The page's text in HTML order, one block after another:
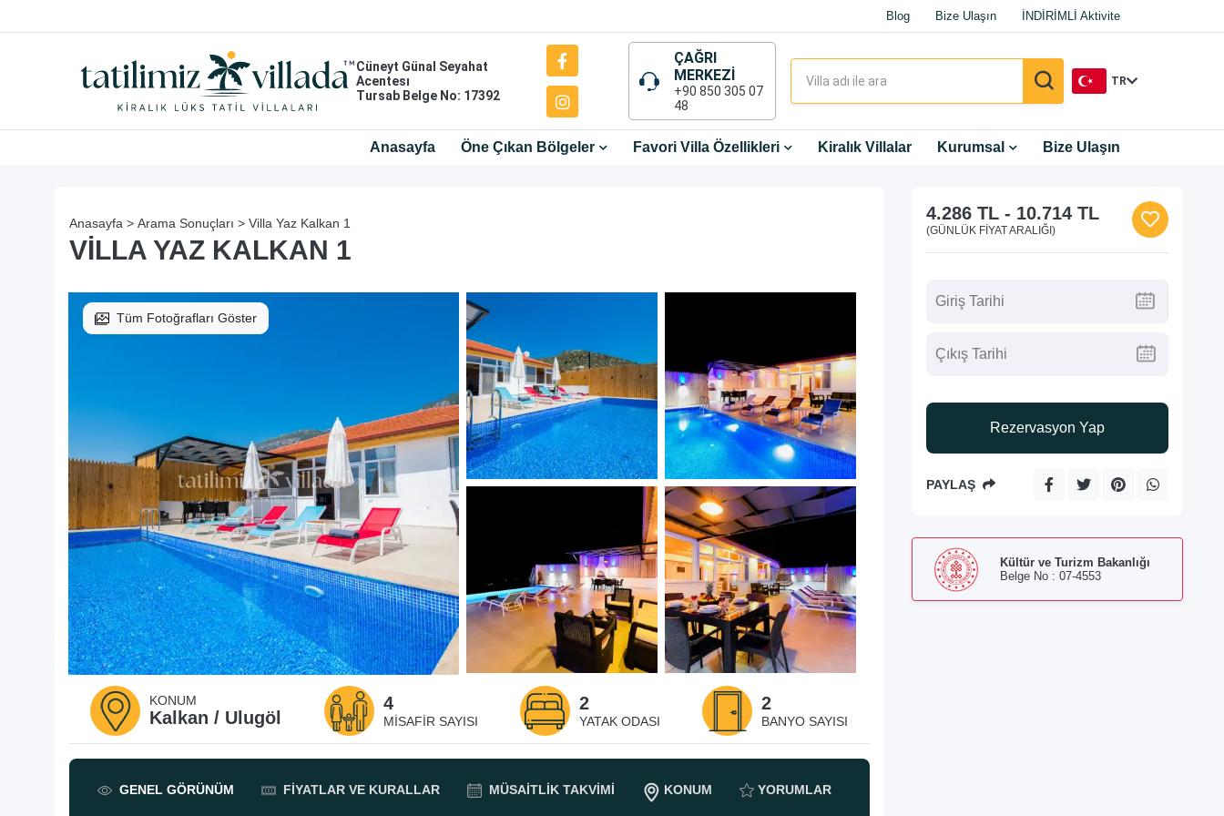
Blog Bize Ulaşın İNDİRİMLİ Aktivite
Cüneyt Günal Seyahat
Acentesı
Tursab Belge No: 17392
ÇAĞRI
MERKEZİ
+90 850 305 07
48
TR
Anasayfa Öne Çıkan Bölgeler Favori Villa Özellikleri Kiralık Villalar Kurumsal Bize Ulaşın
Anasayfa > Arama Sonuçları > Villa Yaz Kalkan 1
VILLA YAZ KALKAN 1
Tüm Fotoğrafları Göster
KONUM
Kalkan / Ulugöl
4
MISAFIR SAYISI
2
YATAK ODASI
2
BANYO SAYISI
GENEL GÖRÜNÜM FIYATLAR VE KURALLAR MÜSAITLIK TAKVIMI KONUM YORUMLAR
4.286 TL- 10.714 TL
(GÜNLÜK FIYAT ARALIĞI)
Rezervasyon Yap
PAYLAŞ
Kültür ve Turizm Bakanlığı
Belge No : 07-4553